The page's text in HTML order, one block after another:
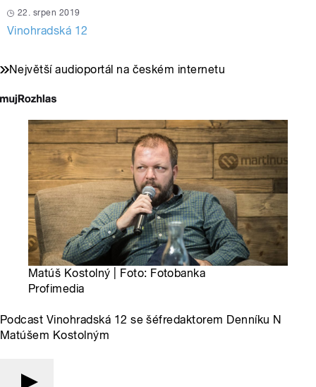
22. srpen 2019
Vinohradská 12
Největší audioportál na českém internetu
Matúš Kostolný | Foto: Fotobanka
Profimedia
Podcast Vinohradská 12 se šéfredaktorem Denníku N
Matúšem Kostolným